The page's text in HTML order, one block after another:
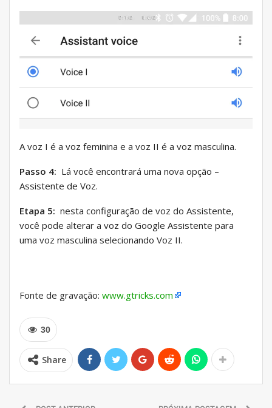
A voz I é a voz feminina e a voz II é a voz masculina.
Passo 4: Lá você encontrará uma nova opção –
Assistente de Voz.
Etapa 5: nesta configuração de voz do Assistente,
você pode alterar a voz do Google Assistente para
uma voz masculina selecionando Voz II.
Fonte de gravação: www.gtricks.com
30
Share